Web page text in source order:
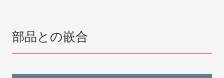
部品との嵌合